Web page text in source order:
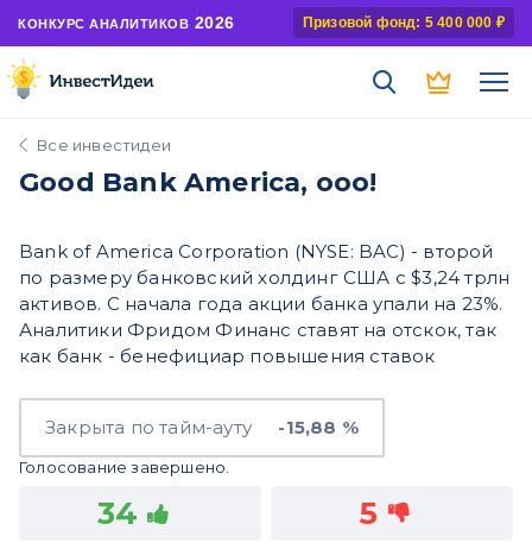
КОНКУРС АНАЛИТИКОВ 2026 Призовой фонд: 5 400 000 ₽
Все инвестидеи
Good Bank America, ооо!
Bank of America Corporation (NYSE: BAC) - второй
по размеру банковский холдинг США с $3,24 трлн
активов. С начала года акции банка упали на 23%.
Аналитики Фридом Финанс ставят на отскок, так
как банк - бенефициар повышения ставок
Закрыта по тайм-ауту -15,88 %
Голосование завершено.
34 5